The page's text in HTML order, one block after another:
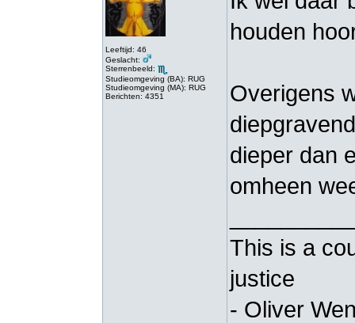
Leeftijd: 46
Geslacht:
Sterrenbeeld:
Studieomgeving (BA): RUG
Studieomgeving (MA): RUG
Berichten: 4351
houden
Overigens
dieper dan
omheen
This is a
justice
- Oliver